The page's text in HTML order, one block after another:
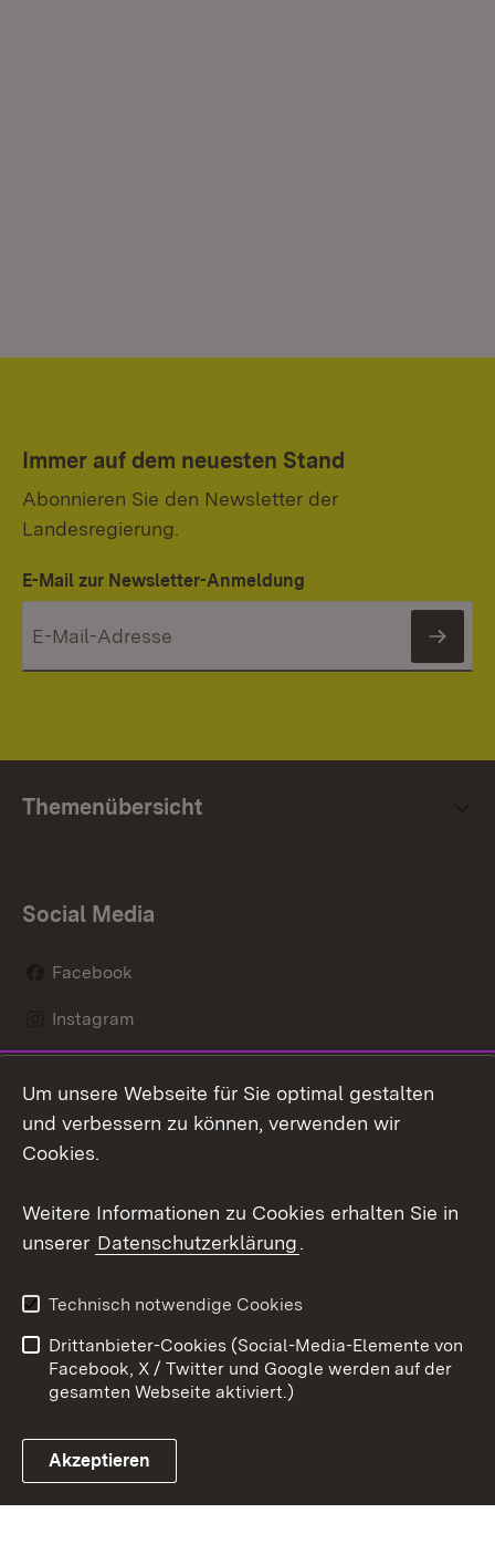
Immer auf dem neuesten Stand
Abonnieren Sie den Newsletter der
Landesregierung.
E-Mail zur Newsletter-Anmeldung
Themenübersicht
Social Media
Facebook
Instagram
Mastodon
Youtube
Link zum Landesportal
Kontakt
Datenschutz
Barrierefreiheit
Impressum Cookies
Um unsere Webseite für Sie optimal gestalten
und verbessern zu können, verwenden wir
Cookies.
Weitere Informationen zu Cookies erhalten Sie in
unserer Datenschutzerklärung.
Technisch notwendige Cookies
Drittanbieter-Cookies (Social-Media-Elemente von
Facebook, X / Twitter und Google werden auf der
gesamten Webseite aktiviert.)
Akzeptieren